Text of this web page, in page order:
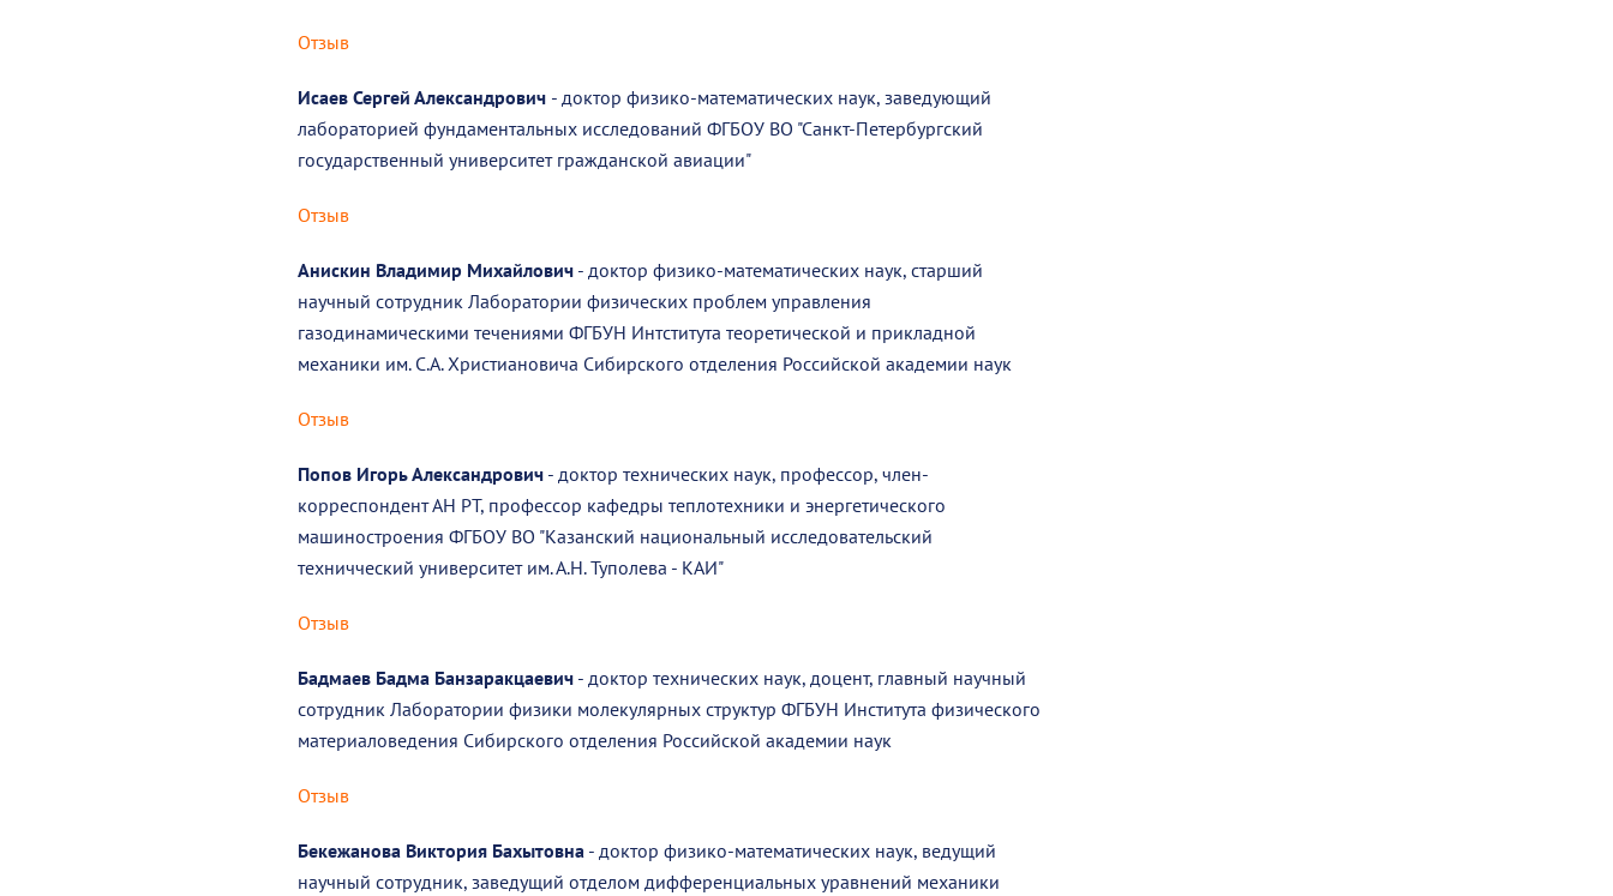
Отзыв
Исаев Сергей Александрович - доктор физико-математических наук, заведующий
лабораторией фундаментальных исследований ФГБОУ ВО "Санкт-Петербургский
государственный университет гражданской авиации"
Отзыв
Анискин Владимир Михайлович - доктор физико-математических наук, старший
научный сотрудник Лаборатории физических проблем управления
газодинамическими течениями ФГБУН Интститута теоретической и прикладной
механики им. С.А. Христиановича Сибирского отделения Российской академии наук
Отзыв
Попов Игорь Александрович - доктор технических наук, профессор, член-
корреспондент АН РТ, профессор кафедры теплотехники и энергетического
машиностроения ФГБОУ ВО "Казанский национальный исследовательский
техничческий университет им. А.Н. Туполева - КАИ"
Отзыв
Бадмаев Бадма Банзаракцаевич - доктор технических наук, доцент, главный научный
сотрудник Лаборатории физики молекулярных структур ФГБУН Института физического
материаловедения Сибирского отделения Российской академии наук
Отзыв
Бекежанова Виктория Бахытовна - доктор физико-математических наук, ведущий
научный сотрудник, заведущий отделом дифференциальных уравнений механики